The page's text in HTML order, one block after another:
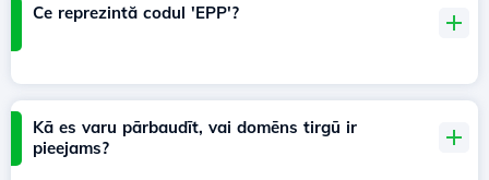
Ce reprezintă codul 'EPP'?
Kā es varu pārbaudīt, vai domēns tirgū ir
pieejams?